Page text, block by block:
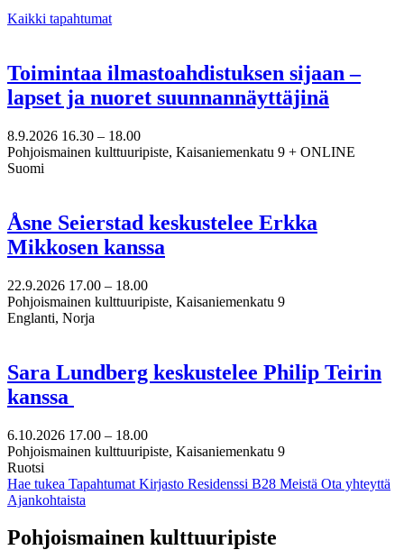
Kaikki tapahtumat
Toimintaa ilmastoahdistuksen sijaan –
lapset ja nuoret suunnannäyttäjinä
8.9.2026 16.30 – 18.00
Pohjoismainen kulttuuripiste, Kaisaniemenkatu 9 + ONLINE
Suomi
Åsne Seierstad keskustelee Erkka
Mikkosen kanssa
22.9.2026 17.00 – 18.00
Pohjoismainen kulttuuripiste, Kaisaniemenkatu 9
Englanti, Norja
Sara Lundberg keskustelee Philip Teirin
kanssa
6.10.2026 17.00 – 18.00
Pohjoismainen kulttuuripiste, Kaisaniemenkatu 9
Ruotsi
Hae tukea Tapahtumat Kirjasto Residenssi B28 Meistä Ota yhteyttä
Ajankohtaista
Facebook:
Instagram:
TikTok:
Youtube:
Vimeo:
Pohjoismainen kulttuuripiste